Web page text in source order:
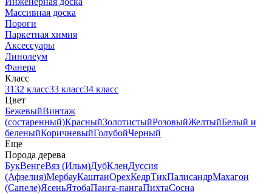
Массивная доска
Пороги
Паркетная химия
Аксессуары
Линолеум
Фанера
Класс
3132 класс33 класс34 класс
Цвет
БежевыйВинтаж
(состаренный)КрасныйЗолотистыйРозовыйЖелтыйБелый и
беленыйКоричневыйГолубойЧерный
Еще
Порода дерева
БукВенгеВяз (Ильм)ДубКленДуссия
(Афзелия)МербауКаштанОрехКедрТикПалисандрМахагон
(Сапеле)ЯсеньЯтобаПанга-пангаПихтаСосна